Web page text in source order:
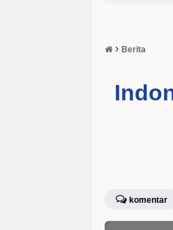
› Berita
komentar